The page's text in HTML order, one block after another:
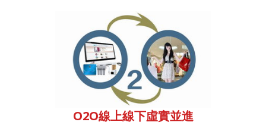
O2O線上線下虛實並進